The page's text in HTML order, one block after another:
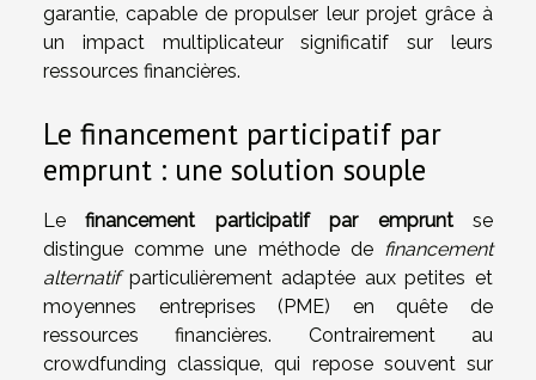
garantie, capable de propulser leur projet grâce à
un impact multiplicateur significatif sur leurs
ressources financières.
Le financement participatif par
emprunt : une solution souple
Lefinancement participatif par empruntse
distingue comme une méthode de financement
alternatifparticulièrement adaptée aux petites et
moyennes entreprises (PME) en quête de
ressources financières. Contrairement au
crowdfunding classique, qui repose souvent sur